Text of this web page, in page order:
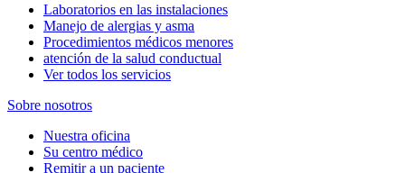
Laboratorios en las instalaciones
Manejo de alergias y asma
Procedimientos médicos menores
atención de la salud conductual
Ver todos los servicios
Sobre nosotros
Nuestra oficina
Su centro médico
Remitir a un paciente